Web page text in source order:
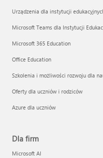
Urządzenia dla instytucji
Microsoft Teams dla Instytucji
Microsoft 365 Education
Office Education
Szkolenia i możliwości rozwoju dla
Oferty dla uczniów i rodziców
Azure dla uczniów
Dla firm
Microsoft AI